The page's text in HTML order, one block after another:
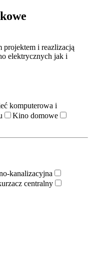
projektem i reazlizacją
elektrycznych jak i
komputerowa i
Kino domowe
kanalizacyjna
centralny